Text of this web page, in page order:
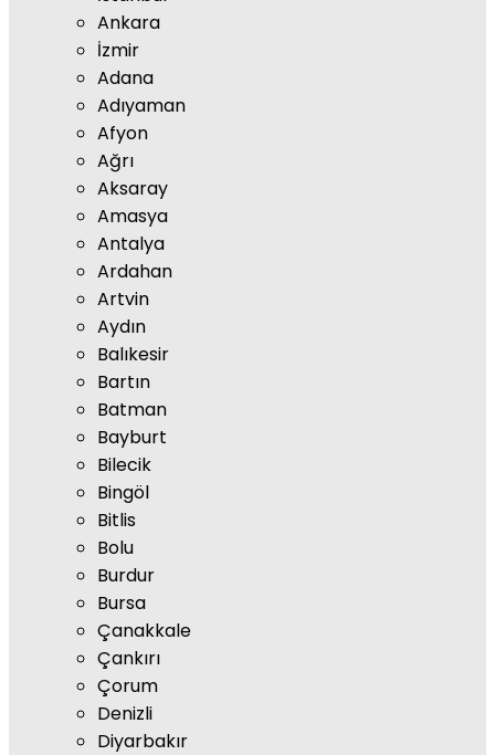
Ankara
İzmir
Adana
Adıyaman
Afyon
Ağrı
Aksaray
Amasya
Antalya
Ardahan
Artvin
Aydın
Balıkesir
Bartın
Batman
Bayburt
Bilecik
Bingöl
Bitlis
Bolu
Burdur
Bursa
Çanakkale
Çankırı
Çorum
Denizli
Diyarbakır